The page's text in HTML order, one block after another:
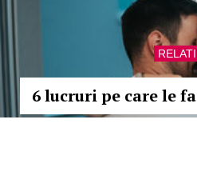
6 lucruri pe care le